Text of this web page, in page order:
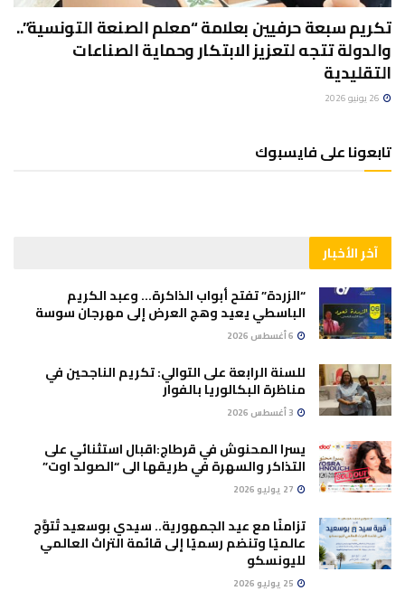
تكريم سبعة حرفيين بعلامة “معلم الصنعة التونسية”..
والدولة تتجه لتعزيز الابتكار وحماية الصناعات
التقليدية
تابعونا على فايسبوك
آخر الأخبار
“الزردة” تفتح أبواب الذاكرة… وعبد الكريم
الباسطي يعيد وهج العرض إلى مهرجان سوسة
للسنة الرابعة على التوالي: تكريم الناجحين في
مناظرة البكالوريا بالفوار
يسرا المحنوش في قرطاج:اقبال استثنائي على
التذاكر والسهرة في طريقها الى “الصولد اوت”
تزامنًا مع عيد الجمهورية.. سيدي بوسعيد تُتوَّج
عالميًا وتنضم رسميًا إلى قائمة التراث العالمي
لليونسكو